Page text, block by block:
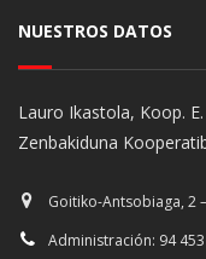
NUESTROS DATOS
Lauro Ikastola, Koop.
Zenbakiduna
Goitiko-Antsobiaga, 2
Administración: 94